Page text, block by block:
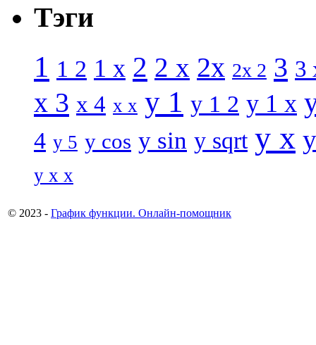
Тэги
1 1 2 1 x 2 2 x 2x 2x 2 3 3
x 3 x 4 x x y 1 y 1 2 y 1 x
4 y 5 y cos y sin y sqrt y x
y x x
© 2023 - График функции. Онлайн-помощник